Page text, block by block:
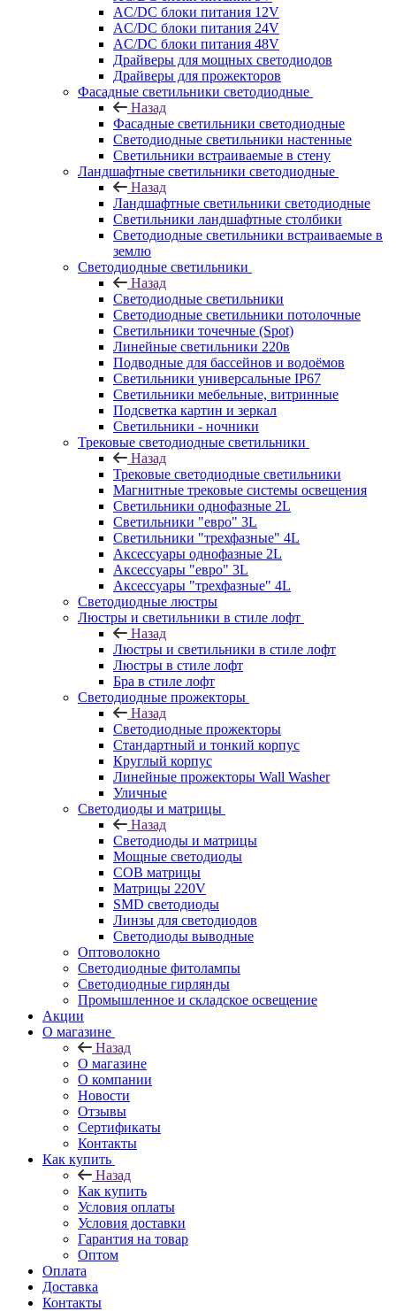
AC/DC блоки питания 12V
AC/DC блоки питания 24V
AC/DC блоки питания 48V
Драйверы для мощных светодиодов
Драйверы для прожекторов
Фасадные светильники светодиодные
Назад
Фасадные светильники светодиодные
Светодиодные светильники настенные
Светильники встраиваемые в стену
Ландшафтные светильники светодиодные
Назад
Ландшафтные светильники светодиодные
Светильники ландшафтные столбики
Светодиодные светильники встраиваемые в
землю
Светодиодные светильники
Назад
Светодиодные светильники
Светодиодные светильники потолочные
Светильники точечные (Spot)
Линейные светильники 220в
Подводные для бассейнов и водоёмов
Светильники универсальные IP67
Светильники мебельные, витринные
Подсветка картин и зеркал
Светильники - ночники
Трековые светодиодные светильники
Назад
Трековые светодиодные светильники
Магнитные трековые системы освещения
Светильники однофазные 2L
Светильники "евро" 3L
Светильники "трехфазные" 4L
Аксессуары однофазные 2L
Аксессуары "евро" 3L
Аксессуары "трехфазные" 4L
Светодиодные люстры
Люстры и светильники в стиле лофт
Назад
Люстры и светильники в стиле лофт
Люстры в стиле лофт
Бра в стиле лофт
Светодиодные прожекторы
Назад
Светодиодные прожекторы
Стандартный и тонкий корпус
Круглый корпус
Линейные прожекторы Wall Washer
Уличные
Светодиоды и матрицы
Назад
Светодиоды и матрицы
Мощные светодиоды
COB матрицы
Матрицы 220V
SMD светодиоды
Линзы для светодиодов
Светодиоды выводные
Оптоволокно
Светодиодные фитолампы
Светодиодные гирлянды
Промышленное и складское освещение
Акции
О магазине
Назад
О магазине
О компании
Новости
Отзывы
Сертификаты
Контакты
Как купить
Назад
Как купить
Условия оплаты
Условия доставки
Гарантия на товар
Оптом
Оплата
Доставка
Контакты